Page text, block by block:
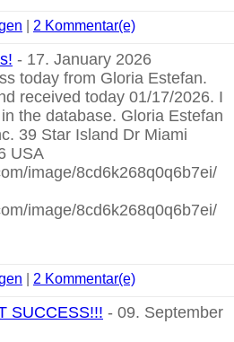
2 Kommentar(e)
- 17. January 2026
today from Gloria Estefan.
received today 01/17/2026. I
the database. Gloria Estefan
39 Star Island Dr Miami
USA
image/8cd6k268q0q6b7ei/
image/8cd6k268q0q6b7ei/
2 Kommentar(e)
SUCCESS!!! - 09. September